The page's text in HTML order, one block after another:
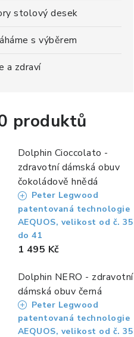
stolový desek
s výběrem
a zdraví
produktů
Dolphin Cioccolato -
zdravotní dámská obuv
čokoládově hnědá
Peter Legwood
patentovaná technologie
AEQUOS, velikost od č. 35
do 41
1 495 Kč
Dolphin NERO - zdravotní
dámská obuv černá
Peter Legwood
patentovaná technologie
AEQUOS, velikost od č. 35